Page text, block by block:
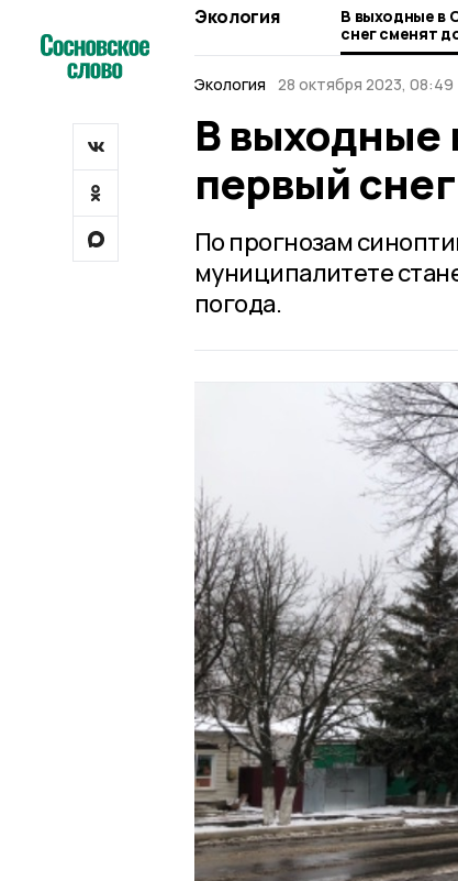
Экология
В выходные в
снег сменят
Экология 28 октября 2023, 08:49
В выходные
первый
По прогнозам
муниципалитете
погода.